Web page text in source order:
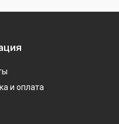
и оплата